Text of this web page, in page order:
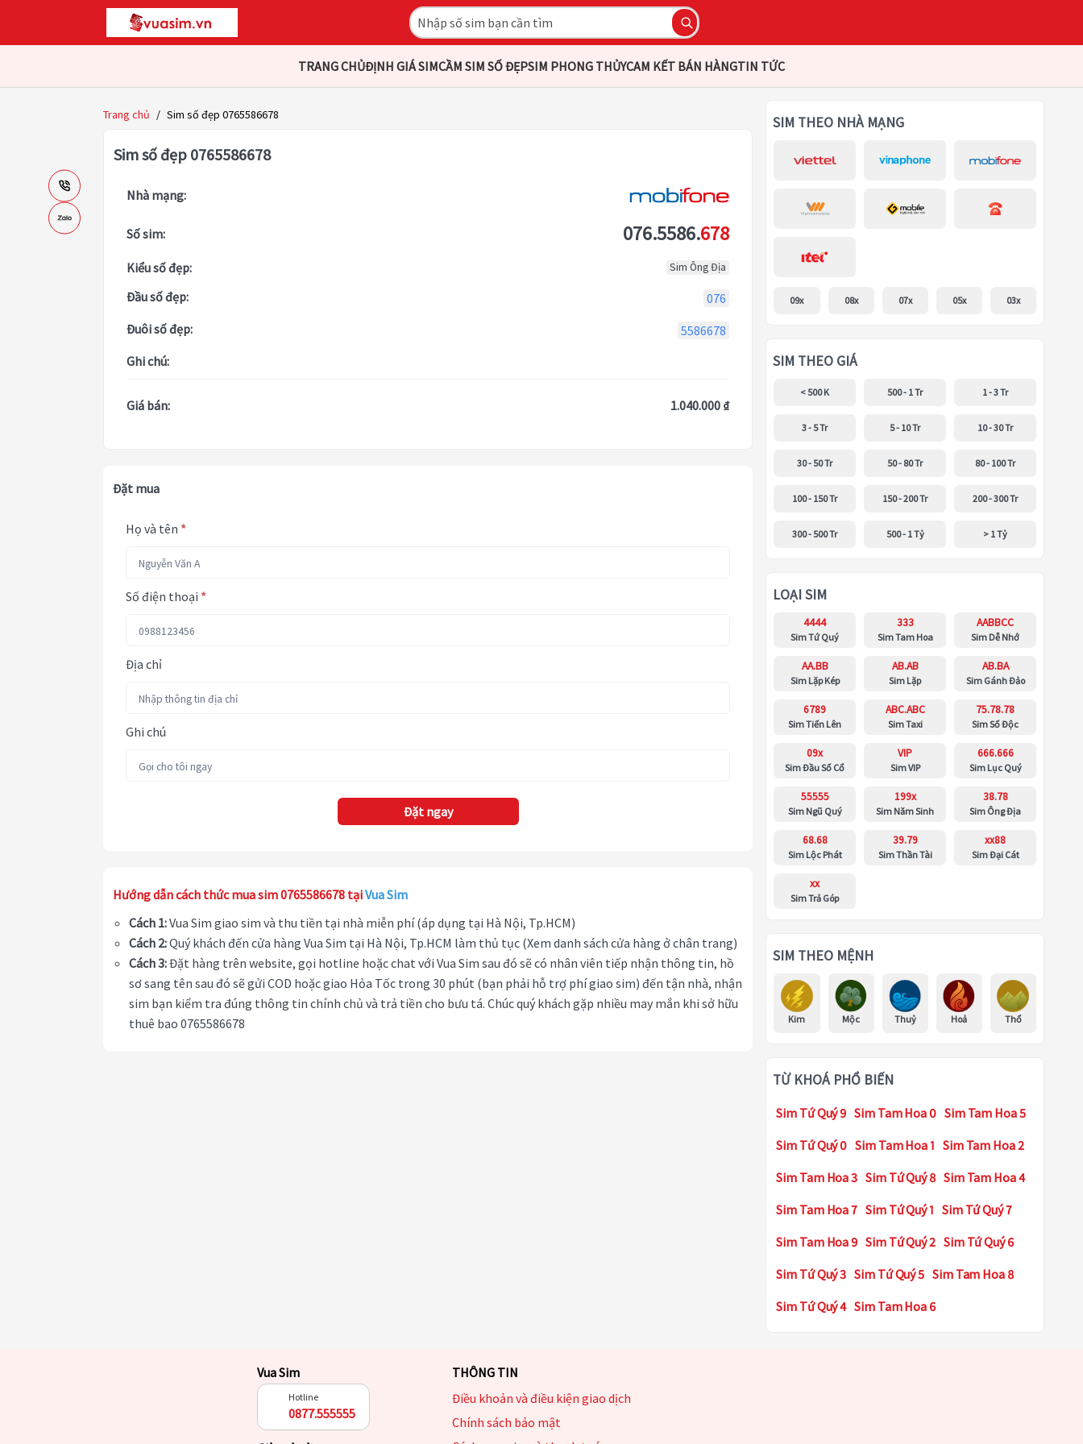
TRANG CHỦĐỊNH GIÁ SIMCẦM SIM SỐ ĐẸPSIM PHONG THỦYCAM KẾT BÁN HÀNGTIN TỨC
Trang chủ / Sim số đẹp 0765586678
Sim số đẹp 0765586678
Nhà mạng:
Số sim: 076.5586.678
Kiểu số đẹp: Sim Ông Địa
Đầu số đẹp:
076
Đuôi số đẹp:
5586678
Ghi chú:
Giá bán: 1.040.000 ₫
Đặt mua
Họ và tên *
Số điện thoại *
Địa chỉ
Ghi chú
Đặt ngay
Hướng dẫn cách thức mua sim 0765586678 tạiVua Sim
Cách 1:Vua Sim giao sim và thu tiền tại nhà miễn phí (áp dụng tại Hà Nội, Tp.HCM)
Cách 2:Quý khách đến cửa hàng Vua Sim tại Hà Nội, Tp.HCM làm thủ tục (Xem danh sách cửa hàng ở chân trang)
Cách 3:Đặt hàng trên website, gọi hotline hoặc chat với Vua Sim sau đó sẽ có nhân viên tiếp nhận thông tin, hồ
sơ sang tên sau đó sẽ gửi COD hoặc giao Hỏa Tốc trong 30 phút (bạn phải hỗ trợ phí giao sim) đến tận nhà, nhận
sim bạn kiểm tra đúng thông tin chính chủ và trả tiền cho bưu tá. Chúc quý khách gặp nhiều may mắn khi sở hữu
thuê bao 0765586678
SIM THEO NHÀ MẠNG
09x 08x 07x 05x 03x
SIM THEO GIÁ
< 500 K 500 - 1 Tr 1 - 3 Tr
3 - 5 Tr 5 - 10 Tr 10 - 30 Tr
30 - 50 Tr 50 - 80 Tr 80 - 100 Tr
100 - 150 Tr 150 - 200 Tr 200 - 300 Tr
300 - 500 Tr 500 - 1 Tỷ > 1 Tỷ
LOẠI SIM
4444
Sim Tứ Quý
333
Sim Tam Hoa
AABBCC
Sim Dễ Nhớ
AA.BB
Sim Lặp Kép
AB.AB
Sim Lặp
AB.BA
Sim Gánh Đảo
6789
Sim Tiến Lên
ABC.ABC
Sim Taxi
75.78.78
Sim Số Độc
09x
Sim Đầu Số Cổ
VIP
Sim VIP
666.666
Sim Lục Quý
55555
Sim Ngũ Quý
199x
Sim Năm Sinh
38.78
Sim Ông Địa
68.68
Sim Lộc Phát
39.79
Sim Thần Tài
xx88
Sim Đại Cát
xx
Sim Trả Góp
SIM THEO MỆNH
Kim Mộc Thuỷ Hoả Thổ
TỪ KHOÁ PHỔ BIẾN
Sim Tứ Quý 9 Sim Tam Hoa 0 Sim Tam Hoa 5
Sim Tứ Quý 0 Sim Tam Hoa 1 Sim Tam Hoa 2
Sim Tam Hoa 3 Sim Tứ Quý 8 Sim Tam Hoa 4
Sim Tam Hoa 7 Sim Tứ Quý 1 Sim Tứ Quý 7
Sim Tam Hoa 9 Sim Tứ Quý 2 Sim Tứ Quý 6
Sim Tứ Quý 3 Sim Tứ Quý 5 Sim Tam Hoa 8
Sim Tứ Quý 4 Sim Tam Hoa 6
Vua Sim
Hotline
0877.555555
THÔNG TIN
Điều khoản và điều kiện giao dịch
Chính sách bảo mật